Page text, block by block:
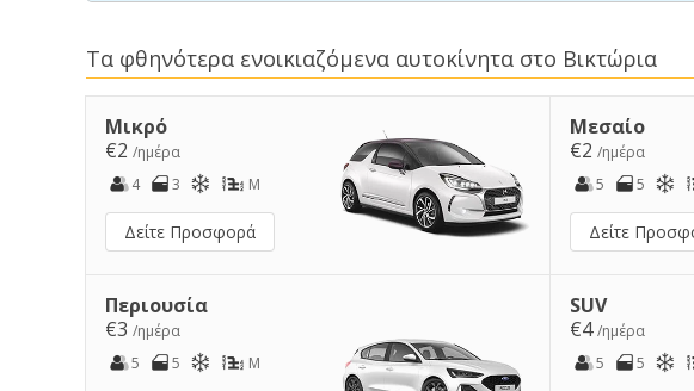
Τα φθηνότερα ενοικιαζόμενα αυτοκίνητα στο Βικτώρια
Μικρό
€2 /ημέρα
4
3 M
Δείτε Προσφορά
Μεσαίο
€2/ημέρα
5
5
Δείτε
Περιουσία
€3 /ημέρα
5
5 M
SUV
€4/ημέρα
5
5